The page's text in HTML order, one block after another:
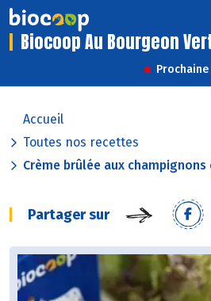
Biocoop Au Bourgeon
Accueil
Toutes nos recettes
Crème brûlée aux champignons
Partager sur